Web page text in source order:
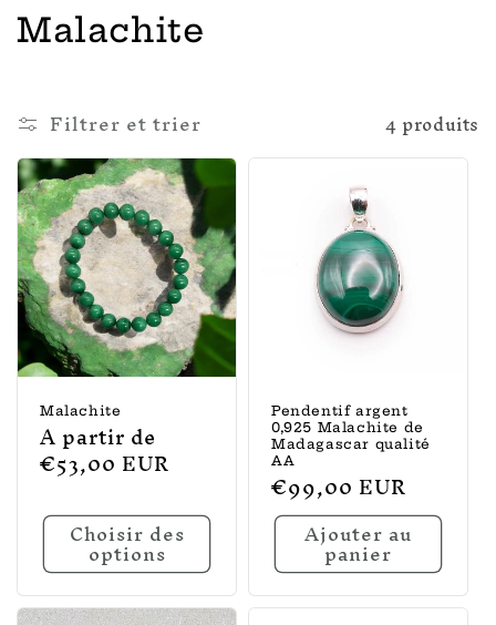
o
l
e
c
t
i
o
n
Malachite
Filtrer et trier 4 produits
Malachite
Prix
habituel
A partir de
€53,00 EUR
Choisir des
options
Pendentif argent
0,925 Malachite de
Madagascar qualité
AA
Prix
habituel
€99,00 EUR
Ajouter au
panier